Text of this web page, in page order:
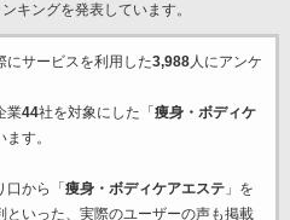
キングを発表しています。
にサービスを利用した3,988人にアンケ
業44社を対象にした「 痩身・ボディケ
す。
から「 痩身・ボディケアエステ」を
いった、実際のユーザーの声も掲載